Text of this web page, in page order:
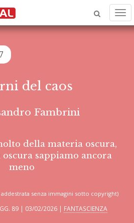
del caos
Fambrini
della materia oscura,
oscura sappiamo ancora
meno
senza immagini sotto copyright)
89 | 03/02/2026 | FANTASCIENZA